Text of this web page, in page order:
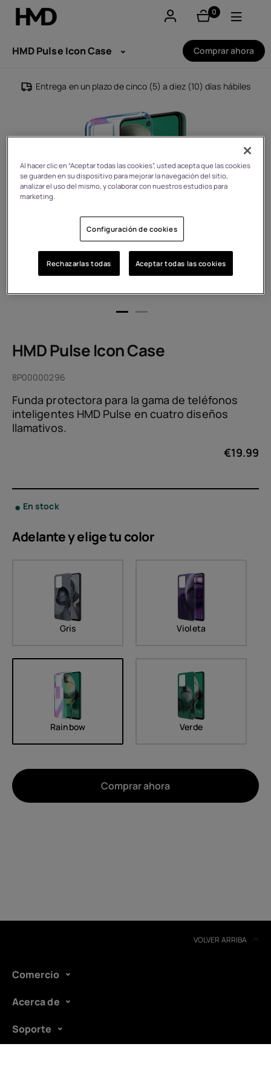
0
Artículos
Smartphones
Teléfonos clásicos
Accesorios
Ofertas
HMD Pulse Icon Case Comprar ahora
Entrega en un plazo de cinco (5) a diez (10) días hábiles
HMD Pulse Icon Case
8P00000296
Funda protectora para la gama de teléfonos
inteligentes HMD Pulse en cuatro diseños
llamativos.
€19.99
En stock
Adelante y elige tu color
Gris Violeta
Rainbow Verde
Comprar ahora
VOLVER ARRIBA
Comercio
Acerca de
Soporte
Al hacer clic en “Aceptar todas las cookies”, usted acepta que las cookies
se guarden en su dispositivo para mejorar la navegación del sitio,
analizar el uso del mismo, y colaborar con nuestros estudios para
marketing.
Configuración de cookies
Rechazarlas todas Aceptar todas las cookies